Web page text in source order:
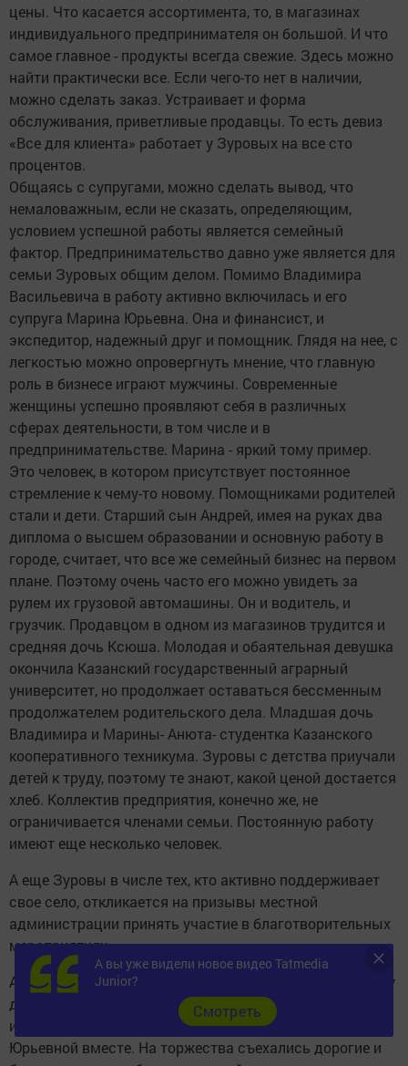
цены. Что касается ассортимента, то, в магазинах
индивидуального предпринимателя он большой. И что
самое главное - продукты всегда свежие. Здесь можно
найти практически все. Если чего-то нет в наличии,
можно сделать заказ. Устраивает и форма
обслуживания, приветливые продавцы. То есть девиз
«Все для клиента» работает у Зуровых на все сто
процентов.
Общаясь с супругами, можно сделать вывод, что
немаловажным, если не сказать, определяющим,
условием успешной работы является семейный
фактор. Предпринимательство давно уже является для
семьи Зуровых общим делом. Помимо Владимира
Васильевича в работу активно включилась и его
супруга Марина Юрьевна. Она и финансист, и
экспедитор, надежный друг и помощник. Глядя на нее, с
легкостью можно опровергнуть мнение, что главную
роль в бизнесе играют мужчины. Современные
женщины успешно проявляют себя в различных
сферах деятельности, в том числе и в
предпринимательстве. Марина - яркий тому пример.
Это человек, в котором присутствует постоянное
стремление к чему-то новому. Помощниками родителей
стали и дети. Старший сын Андрей, имея на руках два
диплома о высшем образовании и основную работу в
городе, считает, что все же семейный бизнес на первом
плане. Поэтому очень часто его можно увидеть за
рулем их грузовой автомашины. Он и водитель, и
грузчик. Продавцом в одном из магазинов трудится и
средняя дочь Ксюша. Молодая и обаятельная девушка
окончила Казанский государственный аграрный
университет, но продолжает оставаться бессменным
продолжателем родительского дела. Младшая дочь
Владимира и Марины- Анюта- студентка Казанского
кооперативного техникума. Зуровы с детства приучали
детей к труду, поэтому те знают, какой ценой достается
хлеб. Коллектив предприятия, конечно же, не
ограничивается членами семьи. Постоянную работу
имеют еще несколько человек.
А еще Зуровы в числе тех, кто активно поддерживает
свое село, откликается на призывы местной
администрации принять участие в благотворительных
мероприятиях.
А не так давно семья предприниматели отметила сразу
два юбилея. Главе семьи Владимиру Васильевичу
исполнилось 55 лет и 25 лет, как они с Мариной
Юрьевной вместе. На торжества съехались дорогие и
А вы уже видели новое видео Tatmedia
Junior?
Cмотреть